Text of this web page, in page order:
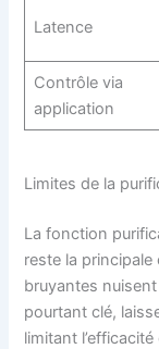
Latence
Contrôle via
application
Limites de la
La fonction
reste la
bruyantes
pourtant clé,
limitant